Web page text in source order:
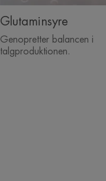
Glutaminsyre
Genopretter balancen i
talgproduktionen.